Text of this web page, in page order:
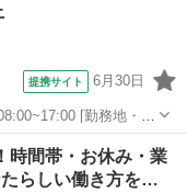
提携サイト 6月30日
幼稚園型認定こども
分 [職種名]：保育教...
時間帯・お休み・業
らしい働き方を…